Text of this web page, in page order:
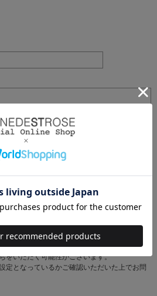
グループカスタマーセンター営業時間内に順
につきましては、翌営業日以降にご返信いた
さい。
をいただく可能性がございます。
定となっているかご確認いただいた上でお問